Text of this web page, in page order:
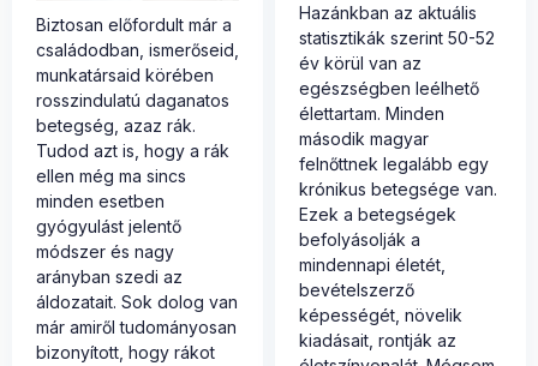
Biztosan előfordult már a
családodban, ismerőseid,
munkatársaid körében
rosszindulatú daganatos
betegség, azaz rák.
Tudod azt is, hogy a rák
ellen még ma sincs
minden esetben
gyógyulást jelentő
módszer és nagy
arányban szedi az
áldozatait. Sok dolog van
már amiről tudományosan
bizonyított, hogy rákot
Hazánkban az aktuális
statisztikák szerint 50-52
év körül van az
egészségben leélhető
élettartam. Minden
második magyar
felnőttnek legalább egy
krónikus betegsége van.
Ezek a betegségek
befolyásolják a
mindennapi életét,
bevételszerző
képességét, növelik
kiadásait, rontják az